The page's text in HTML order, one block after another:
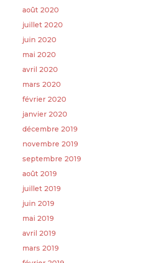
août 2020
juillet 2020
juin 2020
mai 2020
avril 2020
mars 2020
février 2020
janvier 2020
décembre 2019
novembre 2019
septembre 2019
août 2019
juillet 2019
juin 2019
mai 2019
avril 2019
mars 2019